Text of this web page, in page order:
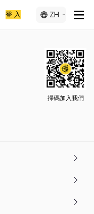
登 入 ZH
掃碼加入我們